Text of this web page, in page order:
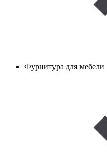
Фурнитура для мебели